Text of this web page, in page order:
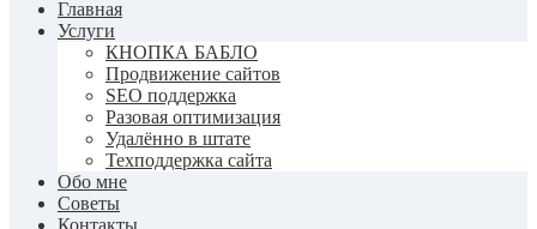
Главная
Услуги
КНОПКА БАБЛО
Продвижение сайтов
SEO поддержка
Разовая оптимизация
Удалённо в штате
Техподдержка сайта
Обо мне
Советы
Контакты